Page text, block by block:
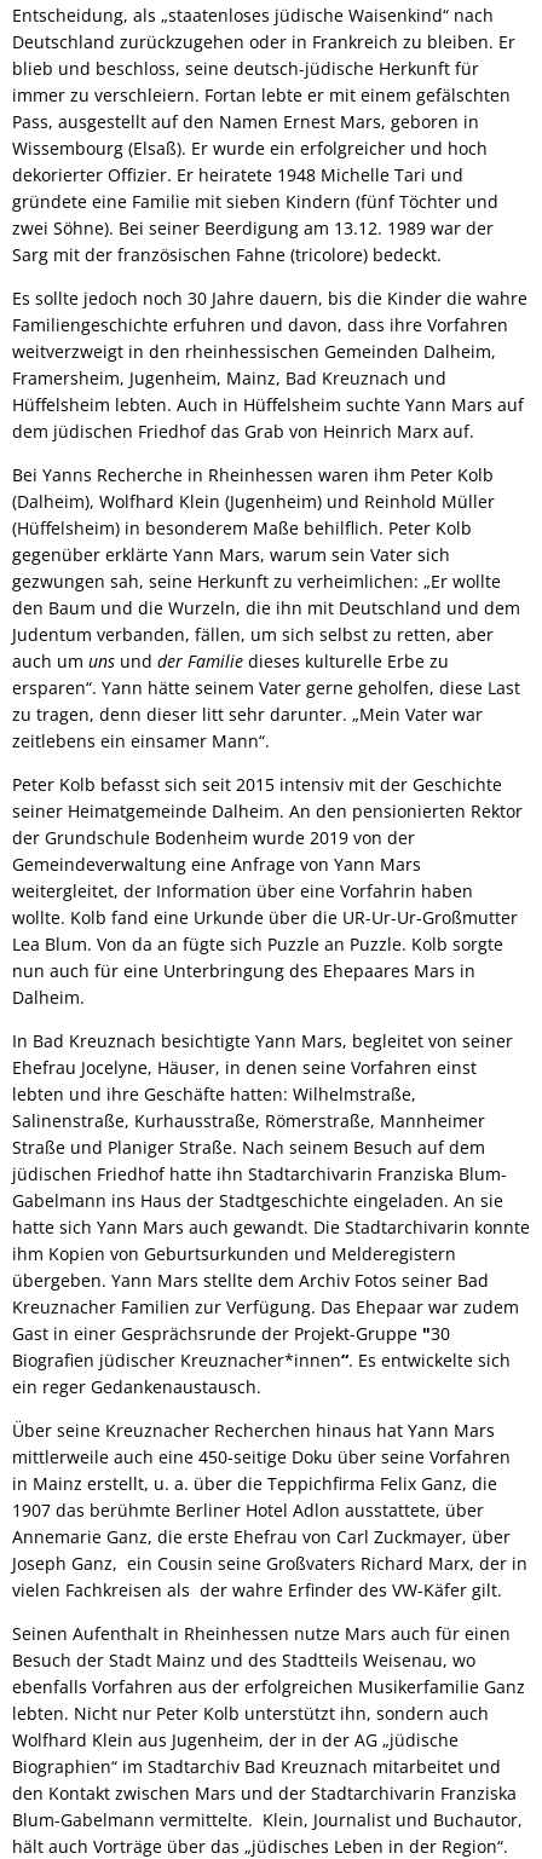
Entscheidung, als „staatenloses jüdische Waisenkind“ nach
Deutschland zurückzugehen oder in Frankreich zu bleiben. Er
blieb und beschloss, seine deutsch-jüdische Herkunft für
immer zu verschleiern. Fortan lebte er mit einem gefälschten
Pass, ausgestellt auf den Namen Ernest Mars, geboren in
Wissembourg (Elsaß). Er wurde ein erfolgreicher und hoch
dekorierter Offizier. Er heiratete 1948 Michelle Tari und
gründete eine Familie mit sieben Kindern (fünf Töchter und
zwei Söhne). Bei seiner Beerdigung am 13.12. 1989 war der
Sarg mit der französischen Fahne (tricolore) bedeckt.
Es sollte jedoch noch 30 Jahre dauern, bis die Kinder die wahre
Familiengeschichte erfuhren und davon, dass ihre Vorfahren
weitverzweigt in den rheinhessischen Gemeinden Dalheim,
Framersheim, Jugenheim, Mainz, Bad Kreuznach und
Hüffelsheim lebten. Auch in Hüffelsheim suchte Yann Mars auf
dem jüdischen Friedhof das Grab von Heinrich Marx auf.
Bei Yanns Recherche in Rheinhessen waren ihm Peter Kolb
(Dalheim), Wolfhard Klein (Jugenheim) und Reinhold Müller
(Hüffelsheim) in besonderem Maße behilflich. Peter Kolb
gegenüber erklärte Yann Mars, warum sein Vater sich
gezwungen sah, seine Herkunft zu verheimlichen: „Er wollte
den Baum und die Wurzeln, die ihn mit Deutschland und dem
Judentum verbanden, fällen, um sich selbst zu retten, aber
auch um uns und der Familie dieses kulturelle Erbe zu
ersparen“. Yann hätte seinem Vater gerne geholfen, diese Last
zu tragen, denn dieser litt sehr darunter. „Mein Vater war
zeitlebens ein einsamer Mann“.
Peter Kolb befasst sich seit 2015 intensiv mit der Geschichte
seiner Heimatgemeinde Dalheim. An den pensionierten Rektor
der Grundschule Bodenheim wurde 2019 von der
Gemeindeverwaltung eine Anfrage von Yann Mars
weitergleitet, der Information über eine Vorfahrin haben
wollte. Kolb fand eine Urkunde über die UR-Ur-Ur-Großmutter
Lea Blum. Von da an fügte sich Puzzle an Puzzle. Kolb sorgte
nun auch für eine Unterbringung des Ehepaares Mars in
Dalheim.
In Bad Kreuznach besichtigte Yann Mars, begleitet von seiner
Ehefrau Jocelyne, Häuser, in denen seine Vorfahren einst
lebten und ihre Geschäfte hatten: Wilhelmstraße,
Salinenstraße, Kurhausstraße, Römerstraße, Mannheimer
Straße und Planiger Straße. Nach seinem Besuch auf dem
jüdischen Friedhof hatte ihn Stadtarchivarin Franziska Blum-
Gabelmann ins Haus der Stadtgeschichte eingeladen. An sie
hatte sich Yann Mars auch gewandt. Die Stadtarchivarin konnte
ihm Kopien von Geburtsurkunden und Melderegistern
übergeben. Yann Mars stellte dem Archiv Fotos seiner Bad
Kreuznacher Familien zur Verfügung. Das Ehepaar war zudem
Gast in einer Gesprächsrunde der Projekt-Gruppe "30
Biografien jüdischer Kreuznacher*innen“. Es entwickelte sich
ein reger Gedankenaustausch.
Über seine Kreuznacher Recherchen hinaus hat Yann Mars
mittlerweile auch eine 450-seitige Doku über seine Vorfahren
in Mainz erstellt, u. a. über die Teppichfirma Felix Ganz, die
1907 das berühmte Berliner Hotel Adlon ausstattete, über
Annemarie Ganz, die erste Ehefrau von Carl Zuckmayer, über
Joseph Ganz, ein Cousin seine Großvaters Richard Marx, der in
vielen Fachkreisen als der wahre Erfinder des VW-Käfer gilt.
Seinen Aufenthalt in Rheinhessen nutze Mars auch für einen
Besuch der Stadt Mainz und des Stadtteils Weisenau, wo
ebenfalls Vorfahren aus der erfolgreichen Musikerfamilie Ganz
lebten. Nicht nur Peter Kolb unterstützt ihn, sondern auch
Wolfhard Klein aus Jugenheim, der in der AG „jüdische
Biographien“ im Stadtarchiv Bad Kreuznach mitarbeitet und
den Kontakt zwischen Mars und der Stadtarchivarin Franziska
Blum-Gabelmann vermittelte. Klein, Journalist und Buchautor,
hält auch Vorträge über das „jüdisches Leben in der Region“.